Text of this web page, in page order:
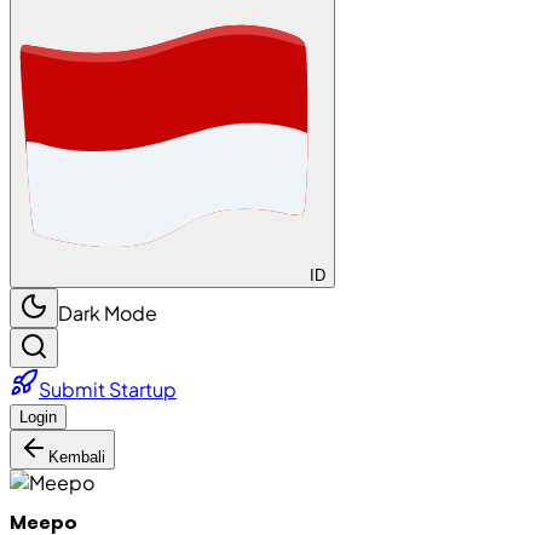
ID
Dark Mode
Submit Startup
Login
Kembali
Meepo